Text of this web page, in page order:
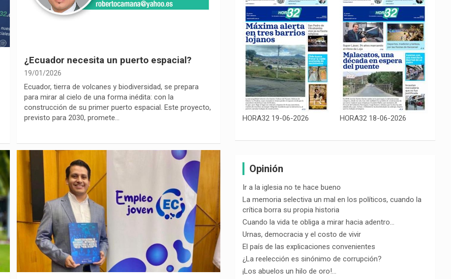
¿Ecuador necesita un puerto espacial?
19/01/2026
Ecuador, tierra de volcanes y biodiversidad, se prepara
para mirar al cielo de una forma inédita: con la
construcción de su primer puerto espacial. Este proyecto,
previsto para 2030, promete…
HORA32 19-06-2026 HORA32 18-06-2026
Opinión
Ir a la iglesia no te hace bueno
La memoria selectiva un mal en los políticos, cuando la
crítica borra su propia historia
Cuando la vida te obliga a mirar hacia adentro…
Urnas, democracia y el costo de vivir
El país de las explicaciones convenientes
¿La reelección es sinónimo de corrupción?
¡Los abuelos un hilo de oro!…